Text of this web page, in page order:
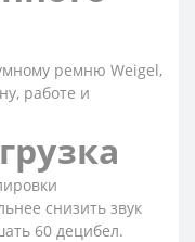
ремню Weigel,
работе и
снизить звук
60 децибел.